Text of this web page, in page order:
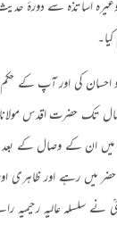
اساتذہ سے دورۂ
و احسان کی اور آپ کے
تک حضرت اقدس مولانا
ان کے وصال کے بعد
رہے اور ظاہری اور
سلسلہ عالیہ رحیمیہ